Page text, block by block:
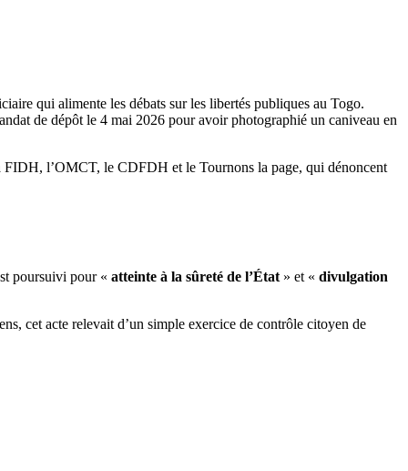
qui alimente les débats sur les libertés publiques au Togo.
de dépôt le 4 mai 2026 pour avoir photographié un caniveau en
FIDH, l’OMCT, le CDFDH et le Tournons la page, qui dénoncent
poursuivi pour « atteinte à la sûreté de l’État » et « divulgation
cet acte relevait d’un simple exercice de contrôle citoyen de